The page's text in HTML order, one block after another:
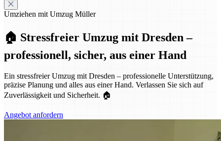
Umziehen mit Umzug Müller
🏠 Stressfreier Umzug mit Dresden –
professionell, sicher, aus einer Hand
Ein stressfreier Umzug mit Dresden – professionelle Unterstützung,
präzise Planung und alles aus einer Hand. Verlassen Sie sich auf
Zuverlässigkeit und Sicherheit. 🏠
Angebot anfordern